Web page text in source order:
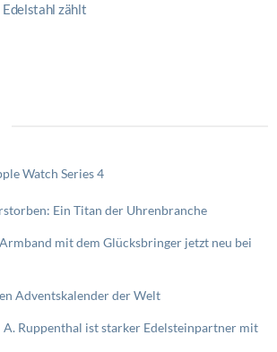
Edelstahl zählt
Watch Series 4
Ein Titan der Uhrenbranche
mit dem Glücksbringer jetzt neu bei
Adventskalender der Welt
A. Ruppenthal ist starker Edelsteinpartner mit